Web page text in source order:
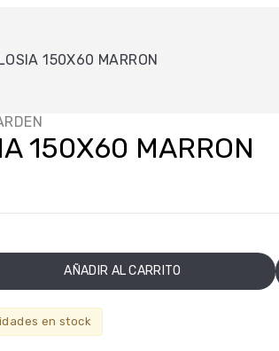
150X60 MARRON
150X60 MARRON
AÑADIR AL CARRITO
en stock